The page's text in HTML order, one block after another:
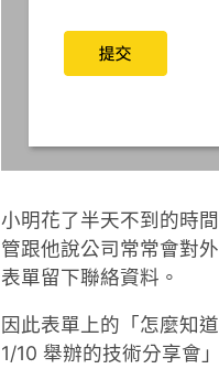
小明花了半天不到的時
管跟他說公司常常會對
表單留下聯絡資料。
因此表單上的「怎麼知
1/10 舉辦的技術分享會